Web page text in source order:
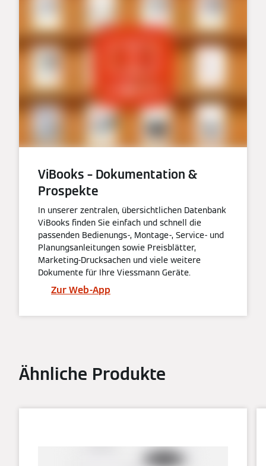
ViBooks – Dokumentation &
Prospekte
In unserer zentralen, übersichtlichen Datenbank
ViBooks finden Sie einfach und schnell die
passenden Bedienungs-, Montage-, Service- und
Planungsanleitungen sowie Preisblätter,
Marketing-Drucksachen und viele weitere
Dokumente für Ihre Viessmann Geräte.
Zur Web-App
Ähnliche Produkte